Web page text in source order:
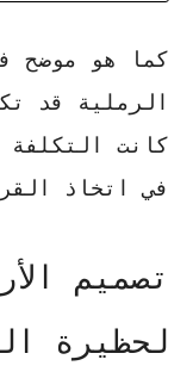
كما هو موضح
الرملية قد
كانت التكلفة
في اتخاذ
تصميم
لحظيرة